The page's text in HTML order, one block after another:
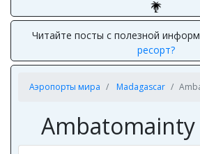
Читайте посты с полезной
ресорт?
Аэропорты мира Madagascar